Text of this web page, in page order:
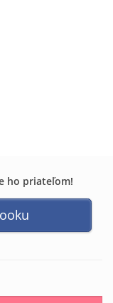
ho priateľom!